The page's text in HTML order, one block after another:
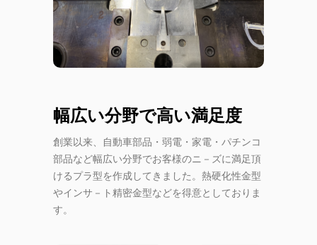
幅広い分野で高い満足度
創業以来、自動車部品・弱電・家電・パチンコ
部品など幅広い分野でお客様のニ－ズに満足頂
けるプラ型を作成してきました。熱硬化性金型
やインサ－ト精密金型などを得意としておりま
す。